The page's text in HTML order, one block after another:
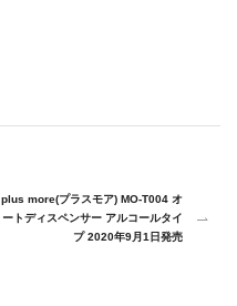
plus more(プラスモア) MO-T004 オ
ートディスペンサー アルコールタイ
プ 2020年9月1日発売